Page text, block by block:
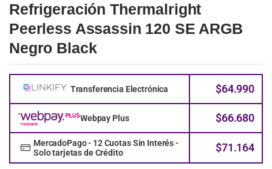
Refrigeración Thermalright
Peerless Assassin 120 SE ARGB
Negro Black
Transferencia Electrónica $64.990
Webpay Plus $66.680
MercadoPago - 12 Cuotas Sin Interés -
Solo tarjetas de Crédito
$71.164